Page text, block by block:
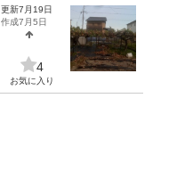
更新7月19日
作成7月5日
4
お気に入り